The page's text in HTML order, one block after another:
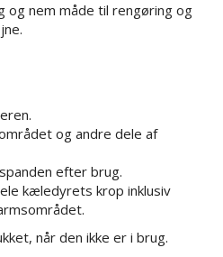
og nem måde til rengøring og
og andre dele af
efter brug.
kæledyrets krop inklusiv
når den ikke er i brug.